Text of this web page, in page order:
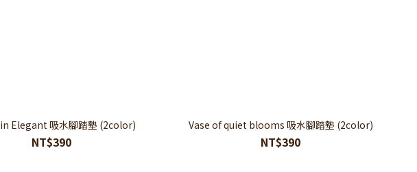
Elegant 吸水腳踏墊 (2color)
NT$390
Vase of quiet blooms 吸水腳踏墊 (2color)
NT$390